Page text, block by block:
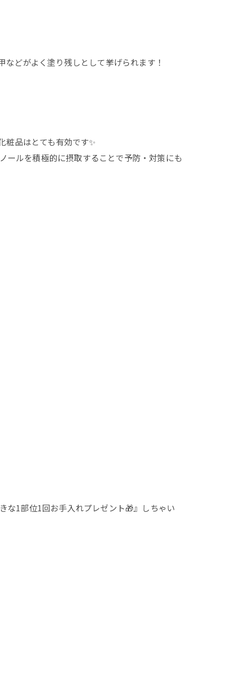
どがよく塗り残しとして挙げられます！
品はとても有効です✨
ールを積極的に摂取することで予防・対策にも
な1部位1回お手入れプレゼント🎁』しちゃい